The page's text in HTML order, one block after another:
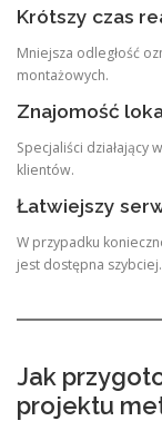
Krótszy czas
Mniejsza odległość
montażowych.
Znajomość
Specjaliści
klientów.
Łatwiejszy
W przypadku
jest dostępna szybciej.
Jak
projektu